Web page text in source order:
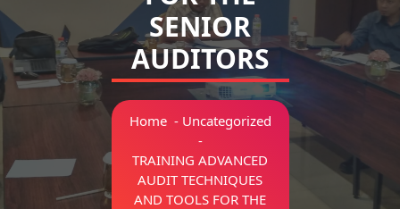
SENIOR
AUDITORS
Home- Uncategorized
-
TRAINING ADVANCED
AUDIT TECHNIQUES
AND TOOLS FOR THE